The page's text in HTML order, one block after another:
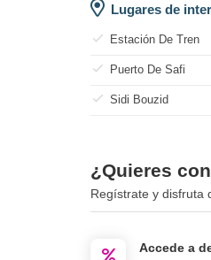
Lugares de
Estación De Tren
Puerto De Safi
Sidi Bouzid
¿Quieres
Regístrate y disfruta
Accede a